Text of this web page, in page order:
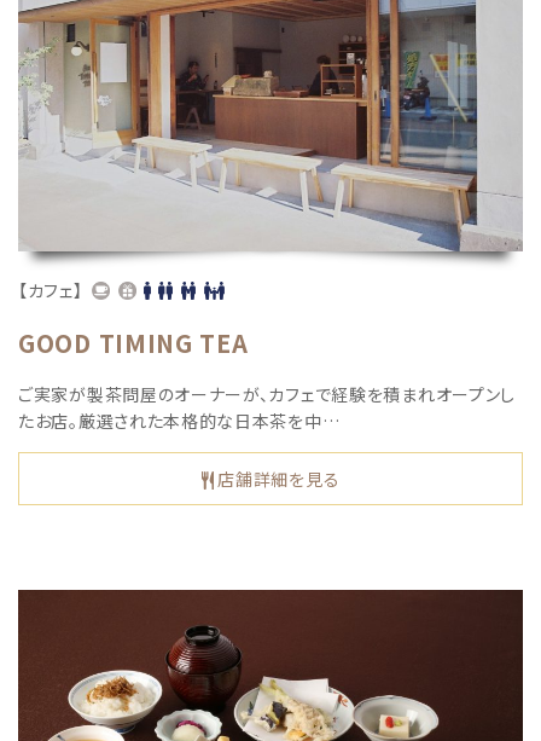
【カフェ】
GOOD TIMING TEA
ご実家が製茶問屋のオーナーが、カフェで経験を積まれオープンし
たお店。厳選された本格的な日本茶を中…
店舗詳細を見る